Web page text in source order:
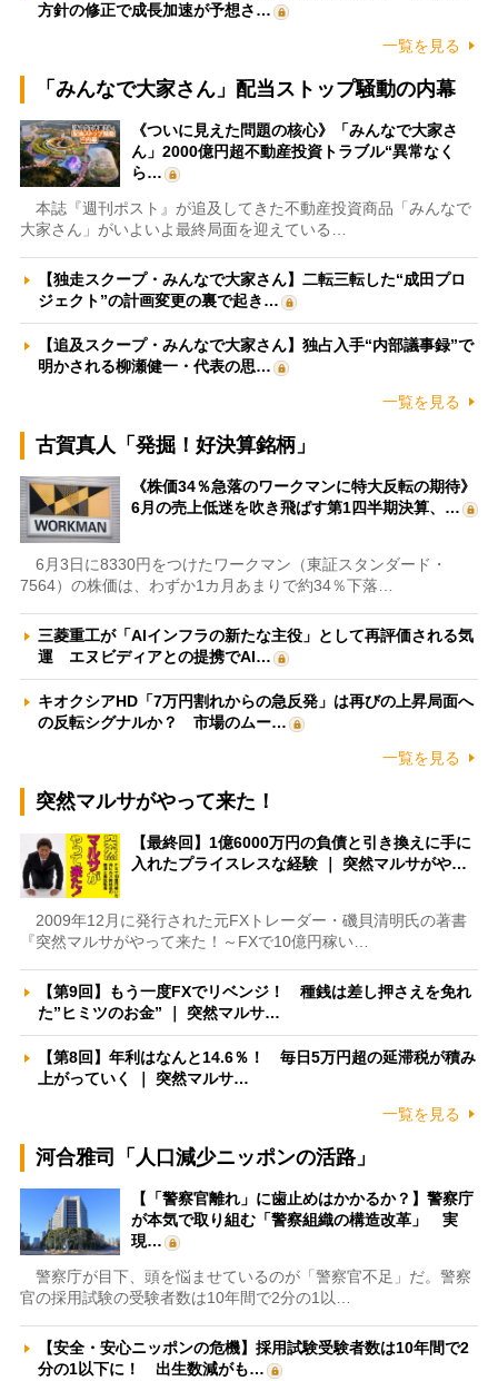
方針の修正で成長加速が予想さ…
一覧を見る
「みんなで大家さん」配当ストップ騒動の内幕
《ついに見えた問題の核心》「みんなで大家さ
ん」2000億円超不動産投資トラブル“異常なく
ら…
本誌『週刊ポスト』が追及してきた不動産投資商品「みんなで
大家さん」がいよいよ最終局面を迎えている…
【独走スクープ・みんなで大家さん】二転三転した“成田プロ
ジェクト”の計画変更の裏で起き…
【追及スクープ・みんなで大家さん】独占入手“内部議事録”で
明かされる柳瀬健一・代表の思…
一覧を見る
古賀真人「発掘！好決算銘柄」
《株価34％急落のワークマンに特大反転の期待》
6月の売上低迷を吹き飛ばす第1四半期決算、…
6月3日に8330円をつけたワークマン（東証スタンダード・
7564）の株価は、わずか1カ月あまりで約34％下落…
三菱重工が「AIインフラの新たな主役」として再評価される気
運 エヌビディアとの提携でAI…
キオクシアHD「7万円割れからの急反発」は再びの上昇局面へ
の反転シグナルか？ 市場のムー…
一覧を見る
突然マルサがやって来た！
【最終回】1億6000万円の負債と引き換えに手に
入れたプライスレスな経験 ｜ 突然マルサがや…
2009年12月に発行された元FXトレーダー・磯貝清明氏の著書
『突然マルサがやって来た！～FXで10億円稼い…
【第9回】もう一度FXでリベンジ！ 種銭は差し押さえを免れ
た”ヒミツのお金” ｜ 突然マルサ…
【第8回】年利はなんと14.6％！ 毎日5万円超の延滞税が積み
上がっていく ｜ 突然マルサ…
一覧を見る
河合雅司「人口減少ニッポンの活路」
【「警察官離れ」に歯止めはかかるか？】警察庁
が本気で取り組む「警察組織の構造改革」 実
現…
警察庁が目下、頭を悩ませているのが「警察官不足」だ。警察
官の採用試験の受験者数は10年間で2分の1以…
【安全・安心ニッポンの危機】採用試験受験者数は10年間で2
分の1以下に！ 出生数減がも…